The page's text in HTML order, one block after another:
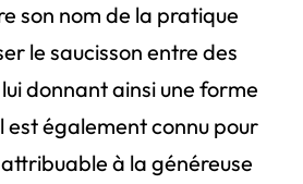
son nom de la pratique
le saucisson entre des
donnant ainsi une forme
également connu pour
à la généreuse